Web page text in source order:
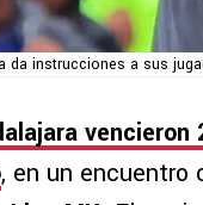
da instrucciones a sus
, en un encuentro